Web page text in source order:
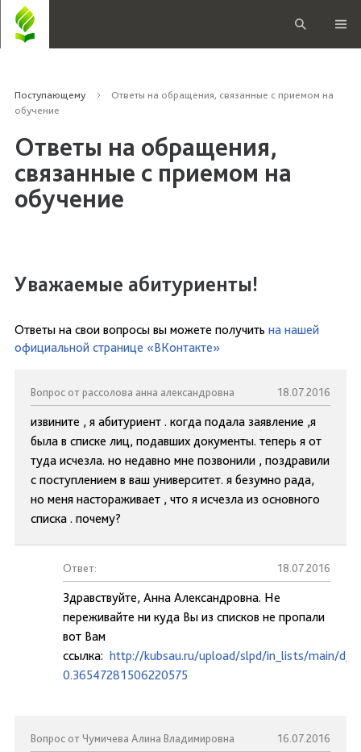
Поступающему
Ответы на обращения, связанные с приемом на
обучение
Ответы на обращения,
связанные с приемом на
обучение
Уважаемые абитуриенты!
Ответы на свои вопросы вы можете получить на нашей
официальной странице «ВКонтакте»
Вопрос от рассолова анна александровна 18.07.2016
извините , я абитуриент . когда подала заявление ,я
была в списке лиц, подавших документы. теперь я от
туда исчезла. но недавно мне позвонили , поздравили
с поступлением в ваш университет. я безумно рада,
но меня настораживает , что я исчезла из основного
списка . почему?
Ответ: 18.07.2016
Здравствуйте, Анна Александровна. Не
переживайте ни куда Вы из списков не пропали
вот Вам
ссылка: http://kubsau.ru/upload/slpd/in_lists/main/
0.36547281506220575
Вопрос от Чумичева Алина Владимировна 16.07.2016